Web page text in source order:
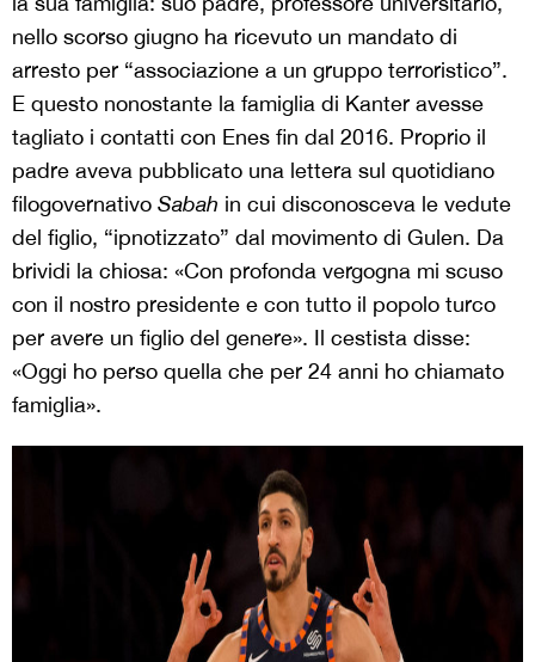
nello scorso giugno ha ricevuto un mandato di
arresto per “associazione a un gruppo terroristico”.
E questo nonostante la famiglia di Kanter avesse
tagliato i contatti con Enes fin dal 2016. Proprio il
padre aveva pubblicato una lettera sul quotidiano
filogovernativo Sabah in cui disconosceva le vedute
del figlio, “ipnotizzato” dal movimento di Gulen. Da
brividi la chiosa: «Con profonda vergogna mi scuso
con il nostro presidente e con tutto il popolo turco
per avere un figlio del genere». Il cestista disse:
«Oggi ho perso quella che per 24 anni ho chiamato
famiglia».